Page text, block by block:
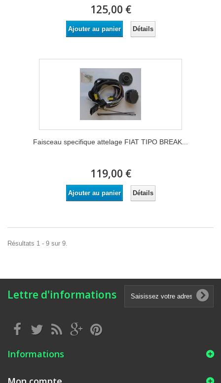
125,00 €
Ajouter au panier Détails
Faisceau specifique attelage FIAT TIPO BREAK...
119,00 €
Ajouter au panier Détails
Résultats 1 - 9 sur 9.
Lettre d'informations
Informations